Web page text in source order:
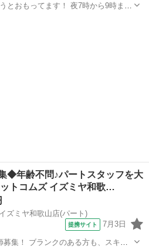
とおもってます！ 夜7時から9時まで
◆年齢不問♪パートスタッフを大
トコムズ イズミヤ和歌…
ズミヤ和歌山店(パート)
提携サイト 7月3日